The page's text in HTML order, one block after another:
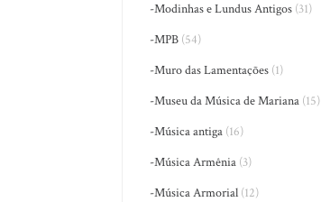
-Modinhas e Lundus Antigos (31)
-MPB (54)
-Muro das Lamentações (1)
-Museu da Música de Mariana (15)
-Música antiga (16)
-Música Armênia (3)
-Música Armorial (12)